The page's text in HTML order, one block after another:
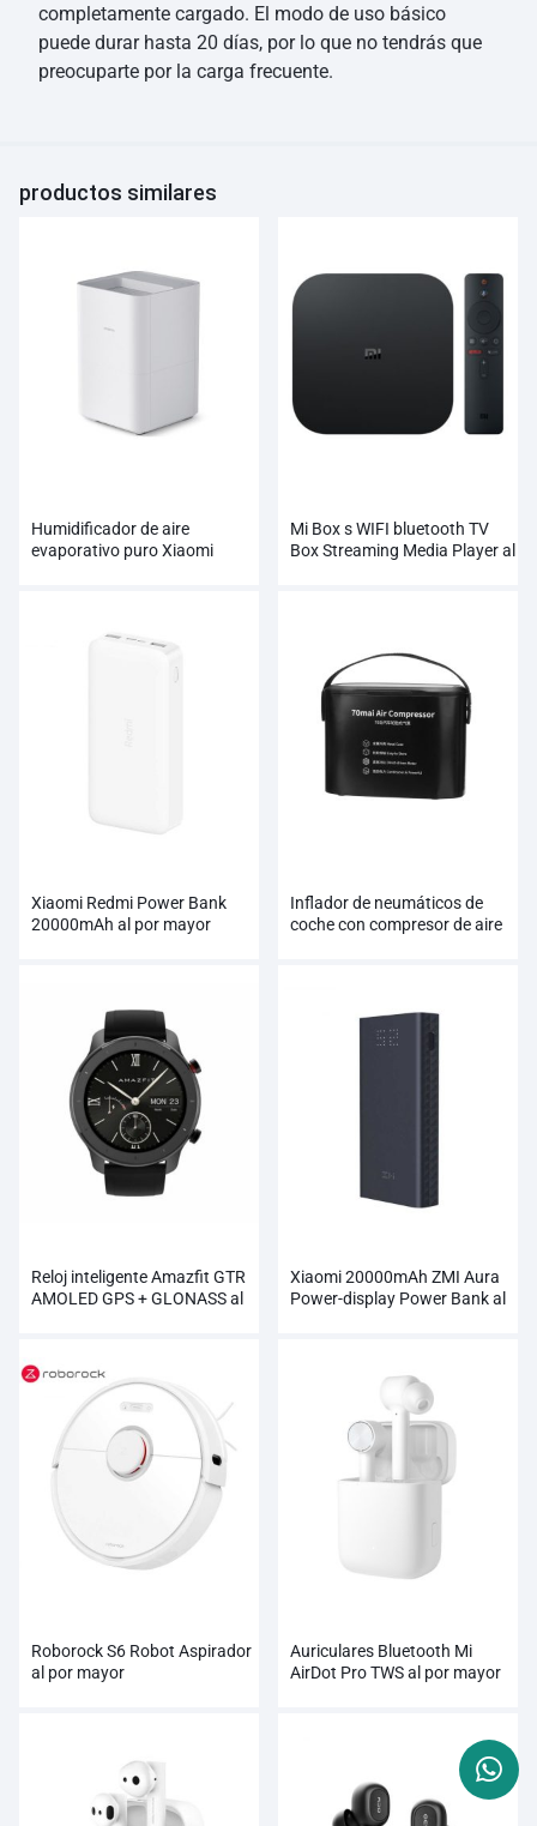
completamente cargado. El modo de uso básico
puede durar hasta 20 días, por lo que no tendrás que
preocuparte por la carga frecuente.
productos similares
Humidificador de aire
evaporativo puro Xiaomi
Mi Box s WIFI bluetooth TV
Box Streaming Media Player al
Xiaomi Redmi Power Bank
20000mAh al por mayor
Inflador de neumáticos de
coche con compresor de aire
Reloj inteligente Amazfit GTR
AMOLED GPS + GLONASS al
Xiaomi 20000mAh ZMI Aura
Power-display Power Bank al
Roborock S6 Robot Aspirador
al por mayor
Auriculares Bluetooth Mi
AirDot Pro TWS al por mayor